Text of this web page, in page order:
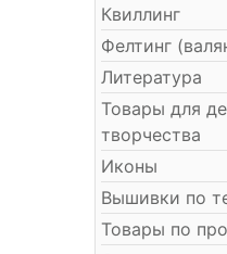
Квиллинг
Фелтинг
Литература
Товары для
творчества
Иконы
Вышивки по
Товары по